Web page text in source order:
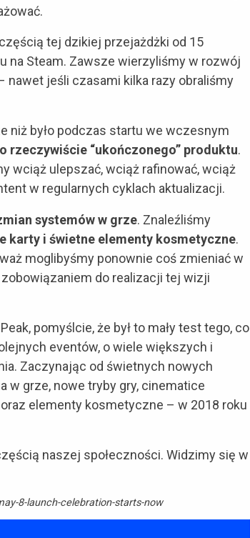
tej dzikiej przejażdżki od 15
na Steam. Zawsze wierzyliśmy w rozwój
nawet jeśli czasami kilka razy obraliśmy
niż było podczas startu we wczesnym
rzeczywiście “ukończonego” produktu.
wciąż ulepszać, wciąż rafinować, wciąż
w regularnych cyklach aktualizacji.
systemów w grze. Znaleźliśmy
karty i świetne elementy kosmetyczne.
moglibyśmy ponownie coś zmieniać w
do realizacji tej wizji
pomyślcie, że był to mały test tego, co
eventów, o wiele większych i
Zaczynając od świetnych nowych
w grze, nowe tryby gry, cinematice
elementy kosmetyczne – w 2018 roku
naszej społeczności. Widzimy się w
8-launch-celebration-starts-now